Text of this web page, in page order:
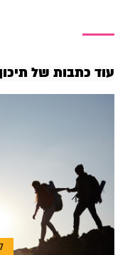
עוד כתבות של